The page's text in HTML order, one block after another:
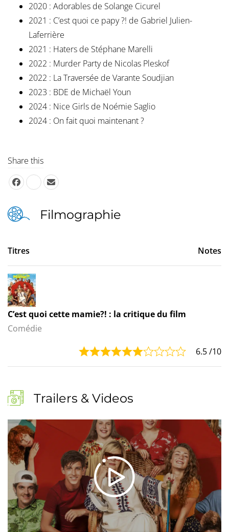
2020 : Adorables de Solange Cicurel
2021 : C’est quoi ce papy ?! de Gabriel Julien-
Laferrière
2021 : Haters de Stéphane Marelli
2022 : Murder Party de Nicolas Pleskof
2022 : La Traversée de Varante Soudjian
2023 : BDE de Michaël Youn
2024 : Nice Girls de Noémie Saglio
2024 : On fait quoi maintenant ?
Share this
Filmographie
Titres Notes
C’est quoi cette mamie?! : la critique du film
Comédie
6.5/10
Trailers & Videos